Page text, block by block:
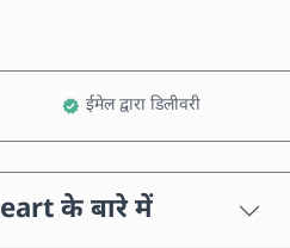
ईमेल द्वारा डिलीवरी
के बारे में